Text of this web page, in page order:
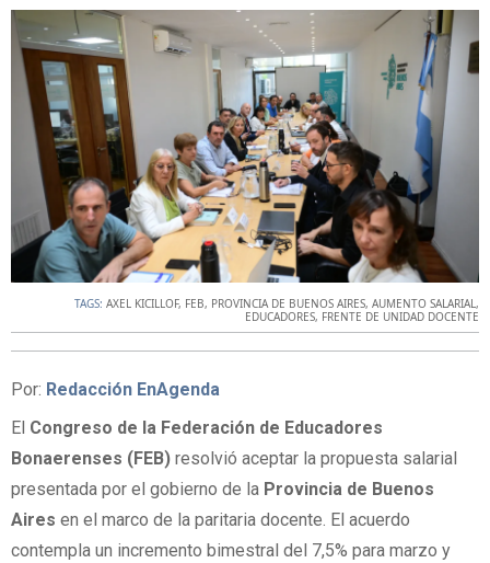
TAGS: AXEL KICILLOF, FEB, PROVINCIA DE BUENOS AIRES, AUMENTO SALARIAL,
EDUCADORES, FRENTE DE UNIDAD DOCENTE
Por: Redacción EnAgenda
El Congreso de la Federación de Educadores
Bonaerenses (FEB) resolvió aceptar la propuesta salarial
presentada por el gobierno de la Provincia de Buenos
Aires en el marco de la paritaria docente. El acuerdo
contempla un incremento bimestral del 7,5% para marzo y